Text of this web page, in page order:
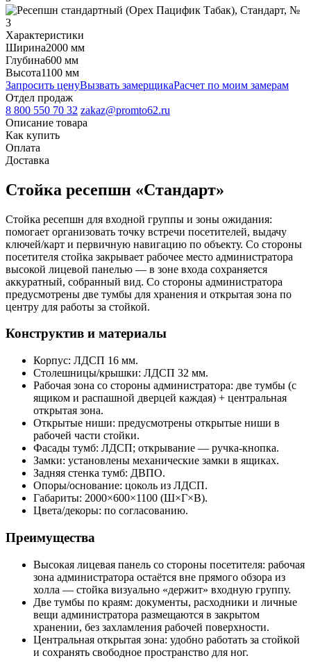
Характеристики
Ширина2000 мм
Глубина600 мм
Высота1100 мм
Запросить ценуВызвать замерщикаРасчет по моим замерам
Отдел продаж
8 800 550 70 32 zakaz@promto62.ru
Описание товара
Как купить
Оплата
Доставка
Стойка ресепшн «Стандарт»
Стойка ресепшн для входной группы и зоны ожидания:
помогает организовать точку встречи посетителей, выдачу
ключей/карт и первичную навигацию по объекту. Со стороны
посетителя стойка закрывает рабочее место администратора
высокой лицевой панелью — в зоне входа сохраняется
аккуратный, собранный вид. Со стороны администратора
предусмотрены две тумбы для хранения и открытая зона по
центру для работы за стойкой.
Конструктив и материалы
Корпус: ЛДСП 16 мм.
Столешницы/крышки: ЛДСП 32 мм.
Рабочая зона со стороны администратора: две тумбы (с
ящиком и распашной дверцей каждая) + центральная
открытая зона.
Открытые ниши: предусмотрены открытые ниши в
рабочей части стойки.
Фасады тумб: ЛДСП; открывание — ручка-кнопка.
Замки: установлены механические замки в ящиках.
Задняя стенка тумб: ДВПО.
Опоры/основание: цоколь из ЛДСП.
Габариты: 2000×600×1100 (Ш×Г×В).
Цвета/декоры: по согласованию.
Преимущества
Высокая лицевая панель со стороны посетителя: рабочая
зона администратора остаётся вне прямого обзора из
холла — стойка визуально «держит» входную группу.
Две тумбы по краям: документы, расходники и личные
вещи администратора размещаются в закрытом
хранении, без захламления рабочей поверхности.
Центральная открытая зона: удобно работать за стойкой
и сохранять свободное пространство для ног.